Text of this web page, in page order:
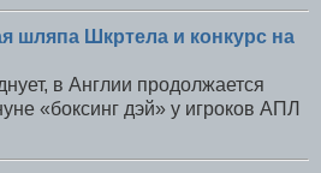
шляпа Шкртела и конкурс на
в Англии продолжается
«боксинг дэй» у игроков АПЛ